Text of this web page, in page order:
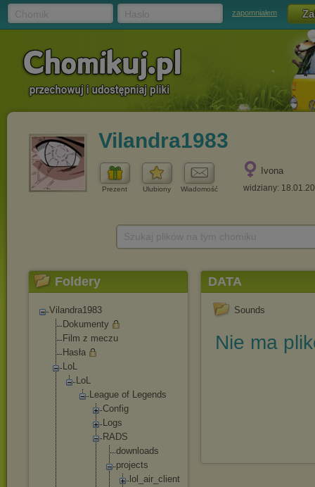
zapomniałem
Vilandra1983
Prezent Ulubiony Wiadomość
Ivona
widziany:
Foldery
Vilandra1983
Dokumenty
Film z meczu
Hasła
LoL
LoL
League of Legends
Config
Logs
RADS
downl oads
projects
lo
air_ cl ient
DATA
Sounds
Nie ma